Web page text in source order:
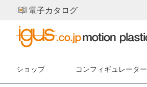
電子カタログ
ショップ コンフィギュレーター